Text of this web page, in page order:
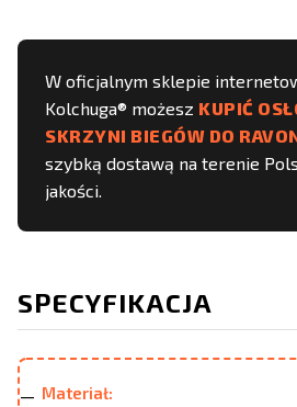
W oficjalnym sklepie
Kolchuga® możesz KUPIĆ
SKRZYNI BIEGÓW DO
szybką dostawą na terenie
jakości.
SPECYFIKACJA
Materiał: